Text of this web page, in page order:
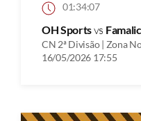
01:34:07
OH Sportsvs
CN 2ª Divisão | Zona
16/05/2026 17:55